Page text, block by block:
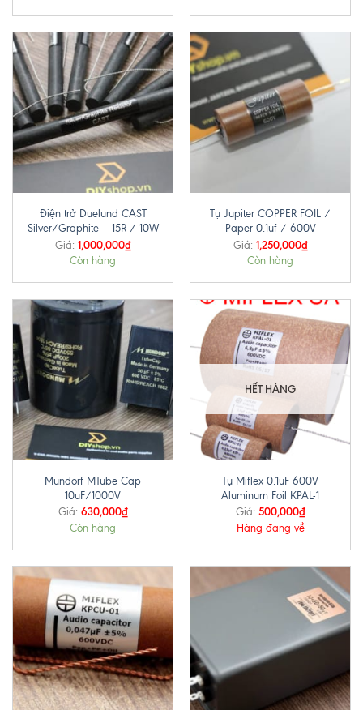
Điện trở Duelund CAST
Silver/Graphite – 15R / 10W
Giá: 1,000,000₫
Còn hàng
Tụ Jupiter COPPER FOIL /
Paper 0.1uf / 600V
Giá: 1,250,000₫
Còn hàng
Mundorf MTube Cap
10uF/1000V
Giá: 630,000₫
Còn hàng
HẾT HÀNG
Tụ Miflex 0.1uF 600V
Aluminum Foil KPAL-1
Giá: 500,000₫
Hàng đang về